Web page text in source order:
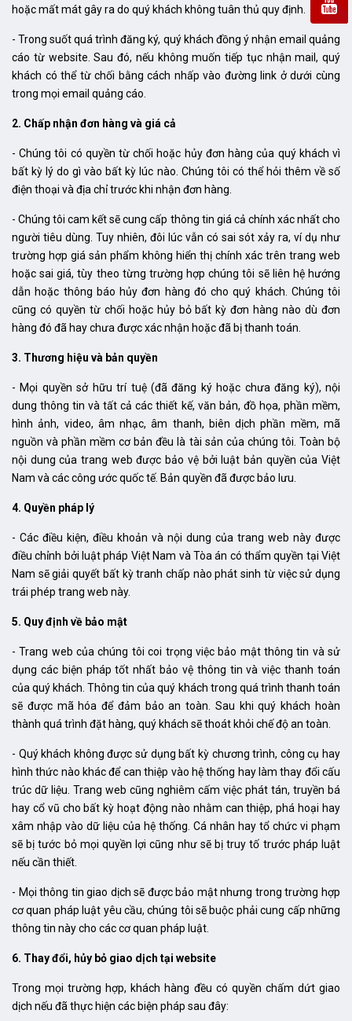
hoặc mất mát gây ra do quý khách không tuân thủ quy định.
- Trong suốt quá trình đăng ký, quý khách đồng ý nhận email quảng
cáo từ website. Sau đó, nếu không muốn tiếp tục nhận mail, quý
khách có thể từ chối bằng cách nhấp vào đường link ở dưới cùng
trong mọi email quảng cáo.
2. Chấp nhận đơn hàng và giá cả
- Chúng tôi có quyền từ chối hoặc hủy đơn hàng của quý khách vì
bất kỳ lý do gì vào bất kỳ lúc nào. Chúng tôi có thể hỏi thêm về số
điện thoại và địa chỉ trước khi nhận đơn hàng.
- Chúng tôi cam kết sẽ cung cấp thông tin giá cả chính xác nhất cho
người tiêu dùng. Tuy nhiên, đôi lúc vẫn có sai sót xảy ra, ví dụ như
trường hợp giá sản phẩm không hiển thị chính xác trên trang web
hoặc sai giá, tùy theo từng trường hợp chúng tôi sẽ liên hệ hướng
dẫn hoặc thông báo hủy đơn hàng đó cho quý khách. Chúng tôi
cũng có quyền từ chối hoặc hủy bỏ bất kỳ đơn hàng nào dù đơn
hàng đó đã hay chưa được xác nhận hoặc đã bị thanh toán.
3. Thương hiệu và bản quyền
- Mọi quyền sở hữu trí tuệ (đã đăng ký hoặc chưa đăng ký), nội
dung thông tin và tất cả các thiết kế, văn bản, đồ họa, phần mềm,
hình ảnh, video, âm nhạc, âm thanh, biên dịch phần mềm, mã
nguồn và phần mềm cơ bản đều là tài sản của chúng tôi. Toàn bộ
nội dung của trang web được bảo vệ bởi luật bản quyền của Việt
Nam và các công ước quốc tế. Bản quyền đã được bảo lưu.
4. Quyền pháp lý
- Các điều kiện, điều khoản và nội dung của trang web này được
điều chỉnh bởi luật pháp Việt Nam và Tòa án có thẩm quyền tại Việt
Nam sẽ giải quyết bất kỳ tranh chấp nào phát sinh từ việc sử dụng
trái phép trang web này.
5. Quy định về bảo mật
- Trang web của chúng tôi coi trọng việc bảo mật thông tin và sử
dụng các biện pháp tốt nhất bảo vệ thông tin và việc thanh toán
của quý khách. Thông tin của quý khách trong quá trình thanh toán
sẽ được mã hóa để đảm bảo an toàn. Sau khi quý khách hoàn
thành quá trình đặt hàng, quý khách sẽ thoát khỏi chế độ an toàn.
- Quý khách không được sử dụng bất kỳ chương trình, công cụ hay
hình thức nào khác để can thiệp vào hệ thống hay làm thay đổi cấu
trúc dữ liệu. Trang web cũng nghiêm cấm việc phát tán, truyền bá
hay cổ vũ cho bất kỳ hoạt động nào nhằm can thiệp, phá hoại hay
xâm nhập vào dữ liệu của hệ thống. Cá nhân hay tổ chức vi phạm
sẽ bị tước bỏ mọi quyền lợi cũng như sẽ bị truy tố trước pháp luật
nếu cần thiết.
- Mọi thông tin giao dịch sẽ được bảo mật nhưng trong trường hợp
cơ quan pháp luật yêu cầu, chúng tôi sẽ buộc phải cung cấp những
thông tin này cho các cơ quan pháp luật.
6. Thay đổi, hủy bỏ giao dịch tại website
Trong mọi trường hợp, khách hàng đều có quyền chấm dứt giao
dịch nếu đã thực hiện các biện pháp sau đây: